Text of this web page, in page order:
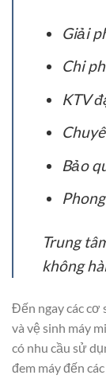
Giải
Chi
KTV
Bảo
Trung
không
Đến ngay các
và vệ sinh máy
có nhu cầu sử
đem máy đến